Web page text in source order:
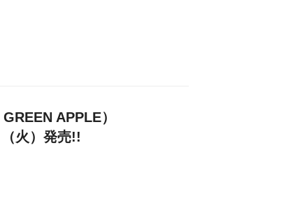
GREEN APPLE）
火）発売!!